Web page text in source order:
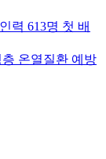
력 613명 첫 배
온열질환 예방